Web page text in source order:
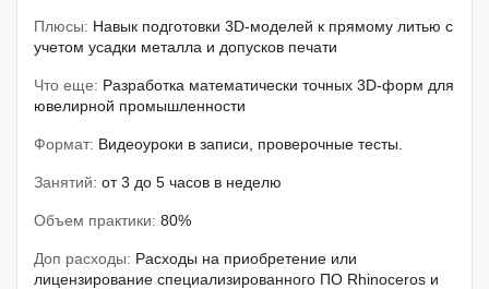
Плюсы: Навык подготовки 3D-моделей к прямому литью с
учетом усадки металла и допусков печати
Что еще: Разработка математически точных 3D-форм для
ювелирной промышленности
Формат: Видеоуроки в записи, проверочные тесты.
Занятий: от 3 до 5 часов в неделю
Объем практики: 80%
Доп расходы: Расходы на приобретение или
лицензирование специализированного ПО Rhinoceros и